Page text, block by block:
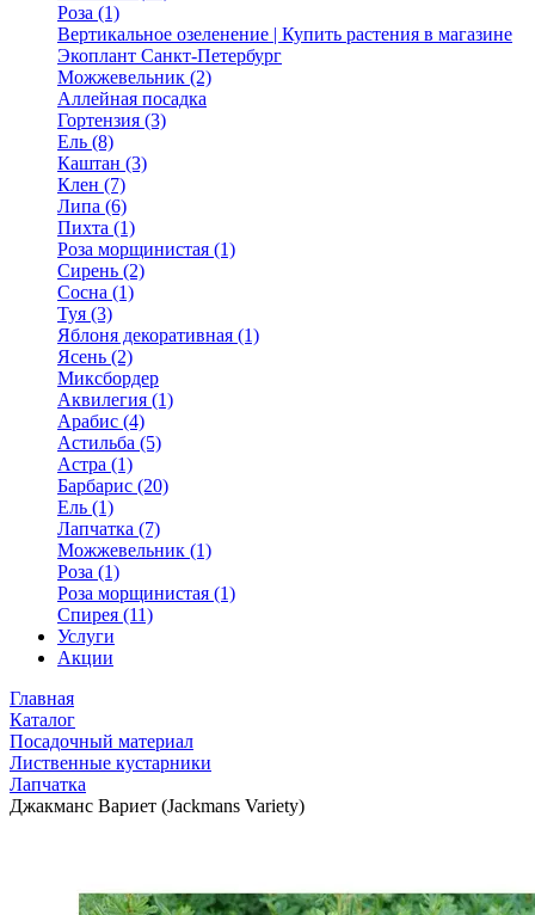
Роза (1)
Вертикальное озеленение | Купить растения в магазине
Экоплант Санкт-Петербург
Можжевельник (2)
Аллейная посадка
Гортензия (3)
Ель (8)
Каштан (3)
Клен (7)
Липа (6)
Пихта (1)
Роза морщинистая (1)
Сирень (2)
Сосна (1)
Туя (3)
Яблоня декоративная (1)
Ясень (2)
Миксбордер
Аквилегия (1)
Арабис (4)
Астильба (5)
Астра (1)
Барбарис (20)
Ель (1)
Лапчатка (7)
Можжевельник (1)
Роза (1)
Роза морщинистая (1)
Спирея (11)
Услуги
Акции
Главная
Каталог
Посадочный материал
Лиственные кустарники
Лапчатка
Джакманс Вариет (Jackmans Variety)